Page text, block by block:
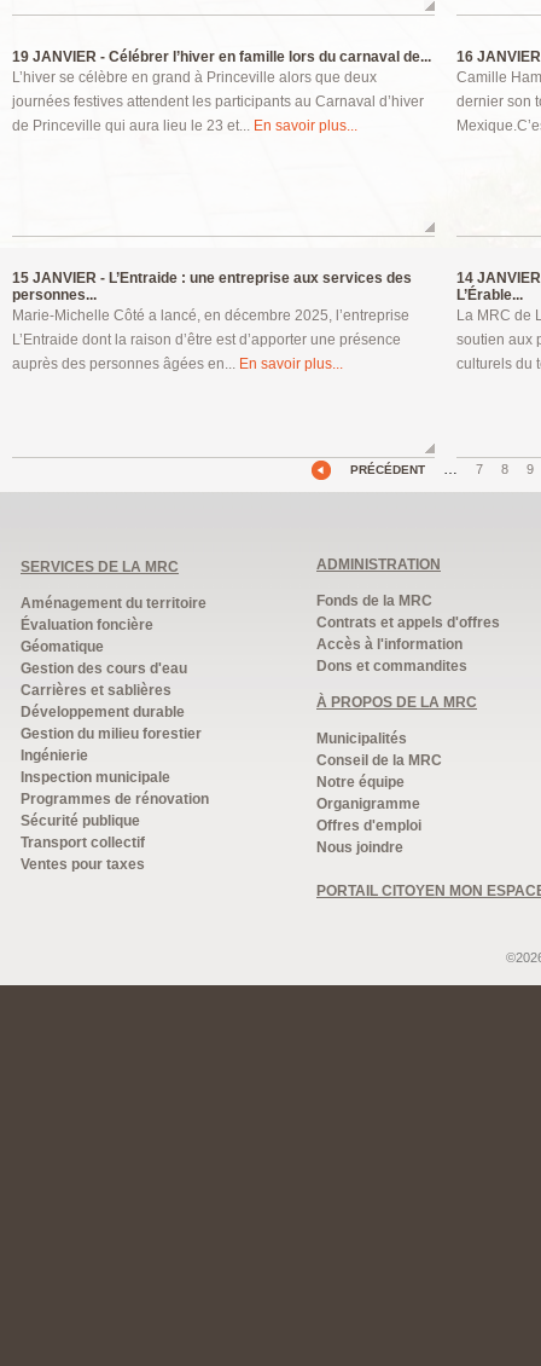
19 JANVIER - Célébrer l’hiver en famille lors du carnaval de...
L’hiver se célèbre en grand à Princeville alors que deux
journées festives attendent les participants au Carnaval d’hiver
de Princeville qui aura lieu le 23 et... En savoir plus...
16
Camille
dernier son
15 JANVIER - L’Entraide : une entreprise aux services des
personnes...
Marie-Michelle Côté a lancé, en décembre 2025, l’entreprise
L’Entraide dont la raison d’être est d’apporter une présence
auprès des personnes âgées en... En savoir plus...
14
L’Érable...
La MRC de
soutien aux
culturels du
PRÉCÉDENT … 7 8 9
SERVICES DE LA MRC
Aménagement du territoire
Évaluation foncière
Géomatique
Gestion des cours d'eau
Carrières et sablières
Développement durable
Gestion du milieu forestier
Ingénierie
Inspection municipale
Programmes de rénovation
Sécurité publique
Transport collectif
Ventes pour taxes
ADMINISTRATION
Fonds de la MRC
Contrats et appels d'offres
Accès à l'information
Dons et commandites
À PROPOS DE LA MRC
Municipalités
Conseil de la MRC
Notre équipe
Organigramme
Offres d'emploi
Nous joindre
PORTAIL CITOYEN MON